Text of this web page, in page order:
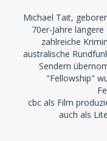
Michael Tait,
70er-Jahre
zahlreiche
australische
Sendern
"Fellowship"
cbc als Film
auch als